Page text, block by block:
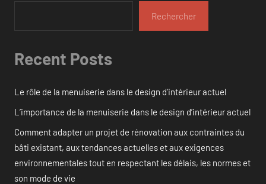
Rechercher
Recent Posts
Le rôle de la menuiserie dans le design d’intérieur actuel
L’importance de la menuiserie dans le design d’intérieur actuel
Comment adapter un projet de rénovation aux contraintes du
bâti existant, aux tendances actuelles et aux exigences
environnementales tout en respectant les délais, les normes et
son mode de vie